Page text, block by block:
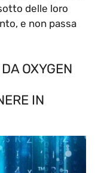
delle loro
e non passa
OXYGEN
IN